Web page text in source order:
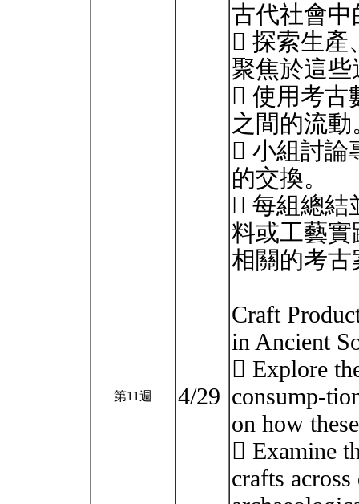
第11週 4/29
古代社會
 探索生產
聚焦於這
 使用考古
之間的流動
 小組討論
的交換。
 每組總結
料或工藝
相關的考
Craft
in Ancient
 Explore
consump-
on how
 Examine
crafts